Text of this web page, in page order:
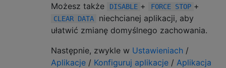
Możesz także
DISABLE + FORCE STOP +
CLEAR DATA
niechcianej aplikacji, aby
ułatwić zmianę domyślnego zachowania.
Następnie, zwykle w Ustawieniach /
Aplikacje / Konfiguruj aplikacje / Aplikacja